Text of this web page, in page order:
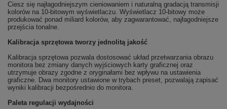
Ciesz się najłagodniejszym cieniowaniem i naturalną gradacją transmisji
kolorów na 10-bitowym wyświetlaczu. Wyświetlacz 10-bitowy może
produkować ponad miliard kolorów, aby zagwarantować, najłagodniejsze
przejścia tonalne.
Kalibracja sprzętowa tworzy jednolitą jakość
Kalibracja sprzętowa pozwala dostosować układ przetwarzania obrazu
monitora bez zmiany danych wyjściowych karty graficznej oraz
utrzymuje obrazy zgodne z oryginałami bez wpływu na ustawienia
graficzne. Dwa monitory ustawione w trybach preset, pozwalają zapisać
wyniki kalibracji bezpośrednio do monitora.
Paleta regulacji wydajności